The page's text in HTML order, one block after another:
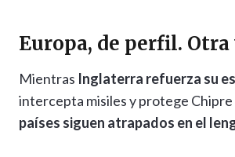
Europa, de perfil. Otra
Mientras Inglaterra refuerza su
intercepta misiles y protege Chipre
países siguen atrapados en el